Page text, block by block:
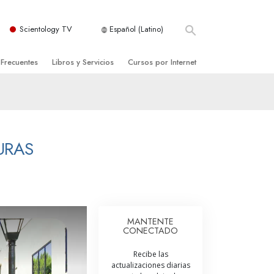
Scientology TV Español (Latino)
de Scientology
Libros y Servicios
Introductorias
Cursos por Internet
La Integridad y la Honestidad
El Matrimonio
La Escala Tonal Emocional
MANTENTE
CONECTADO
Recibe las
actualizaciones diarias